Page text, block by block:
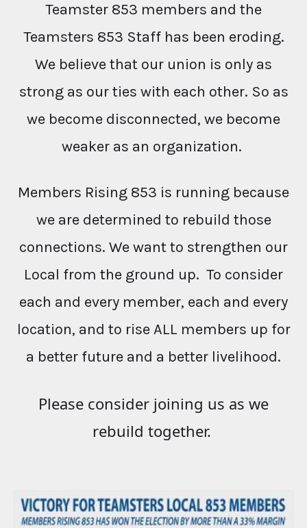
Teamster 853 members and the
Teamsters 853 Staff has been eroding.
We believe that our union is only as
strong as our ties with each other. So as
we become disconnected, we become
weaker as an organization.
Members Rising 853 is running because
we are determined to rebuild those
connections. We want to strengthen our
Local from the ground up. To consider
each and every member, each and every
location, and to rise ALL members up for
a better future and a better livelihood.
Please consider joining us as we
rebuild together.